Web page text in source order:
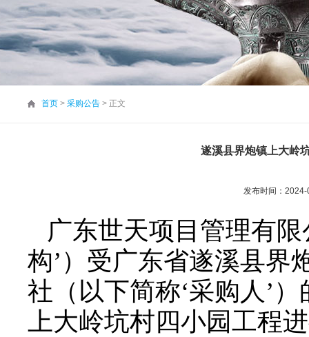
首页 > 采购公告 > 正文
遂溪县界炮镇上大岭
发布时间：
广东世天项目管理有
构’）受广东省遂溪县界
社（以下简称‘采购人’
上大岭坑村四小园工程